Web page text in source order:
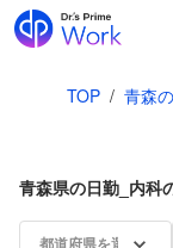
TOP / 青森
青森県の日勤_内科
都道府県を選択